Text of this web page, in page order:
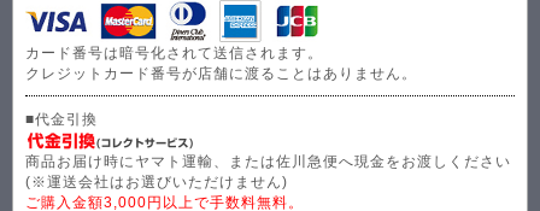
カード番号は暗号化されて送信されます。
クレジットカード番号が店舗に渡ることはありません。
■代金引換
商品お届け時にヤマト運輸、または佐川急便へ現金をお渡しください
(※運送会社はお選びいただけません)
ご購入金額3,000円以上で手数料無料。